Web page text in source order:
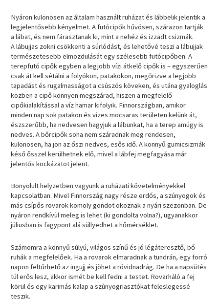
Nyáron különösen az általam használt ruházat és lábbelik jelentik a
legjelentősebb kényelmet. A futócipők hűvösen, szárazon tartják
a lábat, és nem fárasztanak ki, mint a nehéz és izzadt csizmák.
A lábujjas zokni csökkenti a súrlódást, és lehetővé teszi a lábujjak
természetesebb elmozdulását egy szélesebb futócipőben. A
terepfutó cipők egyben a legjobb vízi átkelő cipők is – egyszerűen
csak át kell sétálni a folyókon, patakokon, megőrizve a legjobb
tapadást és rugalmasságot a csúszós köveken, és utána gyaloglás
közben a cipő könnyen megszárad, hiszen a megfelelő
cipőkialakítással a víz hamar kifolyik. Finnországban, amikor
minden nap sok patakon és vizes mocsaras területen kelünk át,
észszerűbb, ha nedvesen hagyjuk a lábunkat, ha a terep amúgy is
nedves. A bőrcipők soha nem száradnak meg rendesen,
különösen, ha jön az őszi nedves, esős idő. A könnyű gumicsizmák
késő ősszel kerülhetnek elő, mivel a lábfej megfagyása már
jelentős kockázatot jelent.
Bonyolult helyzetben vagyunk a ruházati követelményekkel
kapcsolatban. Mivel Finnország nagy része erdős, a szúnyogok és
más csípős rovarok komoly gondot okoznak a nyári szezonban. De
nyáron rendkívül meleg is lehet (ki gondolta volna?), ugyanakkor
júliusban is fagypont alá süllyedhet a hőmérséklet.
Számomra a könnyű súlyú, világos színű és jó légáteresztő, bő
ruhák a megfelelőek. Ha a rovarok elmaradnak a tundrán, egy forró
napon feltűrhető az ingujj és jöhet a rövidnadrág. De ha a napsütés
túl erős lesz, akkor ismét be kell fedni a testet. Rovarháló a fej
körül és egy karimás kalap a szúnyogriasztókat feleslegessé
teszik.